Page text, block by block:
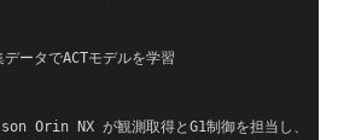
タでACTモデルを学習
Orin NX が観測取得とG1制御を担当し、